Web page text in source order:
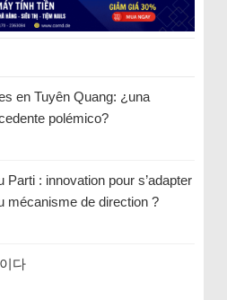
en Tuyên Quang: ¿una
polémico?
: innovation pour s’adapter
mécanisme de direction ?
다